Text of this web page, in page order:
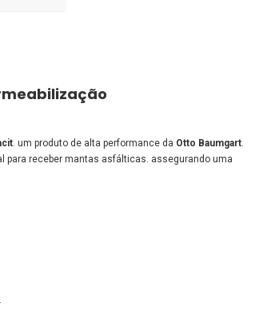
. um produto de alta performance da Otto Baumgart.
para receber mantas asfálticas. assegurando uma